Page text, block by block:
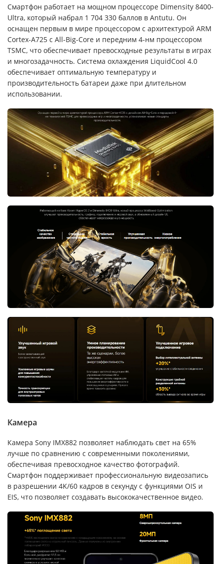
Смартфон работает на мощном процессоре Dimensity 8400-
Ultra, который набрал 1 704 330 баллов в Antutu. Он
оснащен первым в мире процессором с архитектурой ARM
Cortex-A725 с All-Big-Core и передним 4-нм процессором
TSMC, что обеспечивает превосходные результаты в играх
и многозадачность. Система охлаждения LiquidCool 4.0
обеспечивает оптимальную температуру и
производительность батареи даже при длительном
использовании.
Камера
Камера Sony IMX882 позволяет наблюдать свет на 65%
лучше по сравнению с современными поколениями,
обеспечивая превосходное качество фотографий.
Смартфон поддерживает профессиональную видеозапись
в разрешении 4K/60 кадров в секунду с функциями OIS и
EIS, что позволяет создавать высококачественное видео.